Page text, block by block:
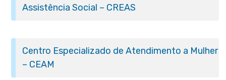
Assistência Social – CREAS
Centro Especializado de Atendimento a Mulher
– CEAM